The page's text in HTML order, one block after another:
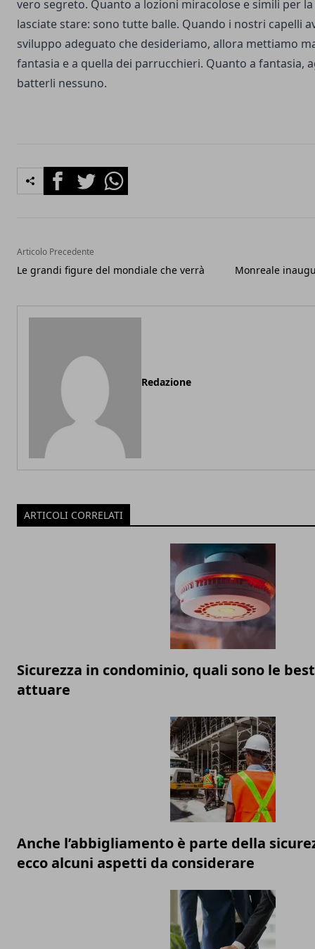
vero segreto. Quanto a lozioni miracolose e simili per
lasciate stare: sono tutte balle. Quando i nostri capelli
sviluppo adeguato che desideriamo, allora mettiamo
fantasia e a quella dei parrucchieri. Quanto a fantasia,
batterli nessuno.
FacebookTwitterWhatsapp
Articolo Precedente
Le grandi figure del mondiale che verrà Monreale
Redazione
ARTICOLI CORRELATI
Sicurezza in condominio, quali sono le
attuare
Anche l’abbigliamento è parte della
ecco alcuni aspetti da considerare